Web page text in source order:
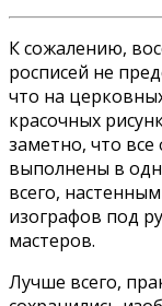
К сожалению,
росписей не
что на
красочных
заметно, что
выполнены в
всего,
изографов под
мастеров.
Лучше всего,